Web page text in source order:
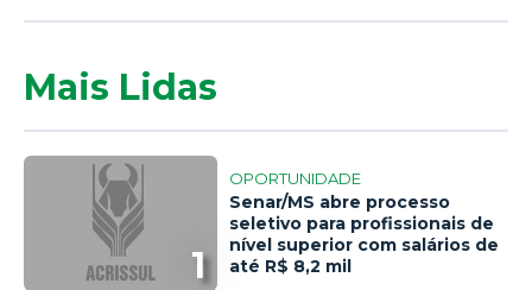
Mais Lidas
1
OPORTUNIDADE
Senar/MS abre processo
seletivo para profissionais de
nível superior com salários de
até R$ 8,2 mil